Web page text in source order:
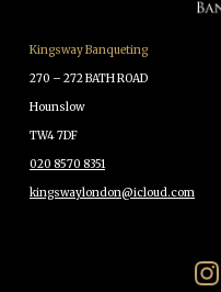
Kingsway Banqueting
270 – 272 BATH ROAD
Hounslow
TW4 7DF
020 8570 8351
kingswaylondon@icloud.com